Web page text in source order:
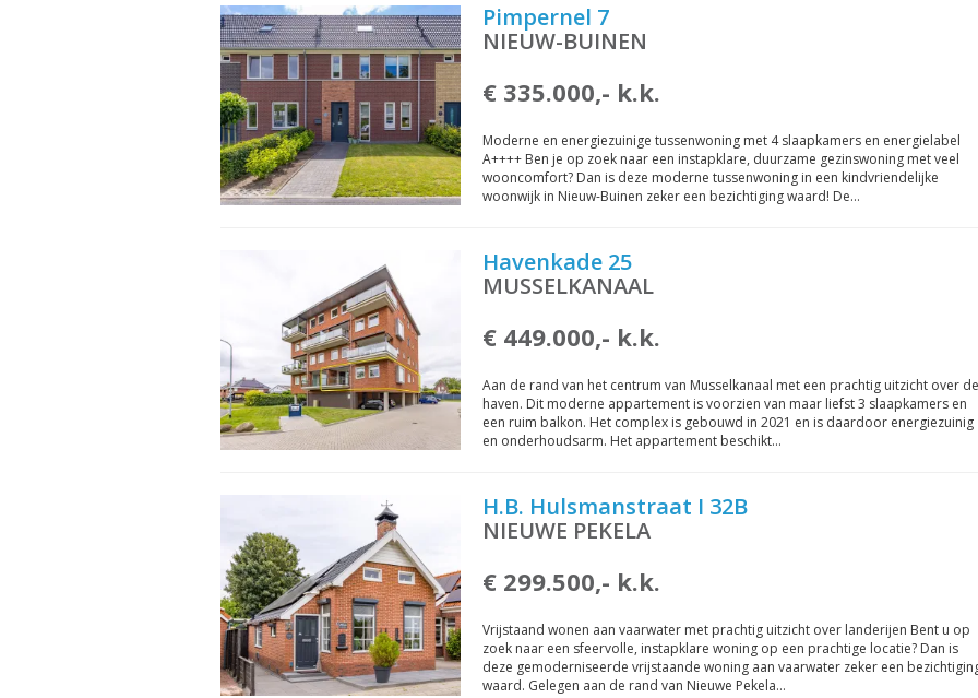
Pimpernel 7
NIEUW-BUINEN
€ 335.000,- k.k.
Moderne en energiezuinige tussenwoning met 4 slaapkamers en energielabel
A++++ Ben je op zoek naar een instapklare, duurzame gezinswoning met veel
wooncomfort? Dan is deze moderne tussenwoning in een kindvriendelijke
woonwijk in Nieuw-Buinen zeker een bezichtiging waard! De…
Havenkade 25
MUSSELKANAAL
€ 449.000,- k.k.
Aan de rand van het centrum van Musselkanaal met een prachtig uitzicht over de
haven. Dit moderne appartement is voorzien van maar liefst 3 slaapkamers en
een ruim balkon. Het complex is gebouwd in 2021 en is daardoor energiezuinig
en onderhoudsarm. Het appartement beschikt…
H.B. Hulsmanstraat I 32B
NIEUWE PEKELA
€ 299.500,- k.k.
Vrijstaand wonen aan vaarwater met prachtig uitzicht over landerijen Bent u op
zoek naar een sfeervolle, instapklare woning op een prachtige locatie? Dan is
deze gemoderniseerde vrijstaande woning aan vaarwater zeker een
waard. Gelegen aan de rand van Nieuwe Pekela…